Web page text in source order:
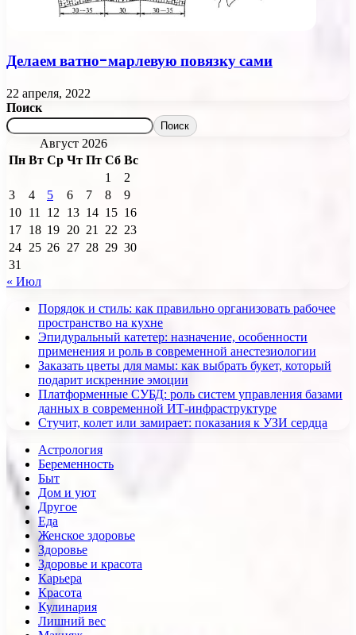
Делаем ватно-марлевую повязку сами
22 апреля, 2022
Поиск
Поиск
Август 2026
Пн Вт Ср Чт Пт Сб Вс
1
2
3
4 5 6 7 8
9
10 11 12 13 14 15 16
17 18 19 20 21 22 23
24 25 26 27 28 29 30
31
« Июл
Порядок и стиль: как правильно организовать рабочее
пространство на кухне
Эпидуральный катетер: назначение, особенности
применения и роль в современной анестезиологии
Заказать цветы для мамы: как выбрать букет, который
подарит искренние эмоции
Платформенные СУБД: роль систем управления базами
данных в современной ИТ-инфраструктуре
Стучит, колет или замирает: показания к УЗИ сердца
Астрология
Беременность
Быт
Дом и уют
Другое
Еда
Женское здоровье
Здоровье
Здоровье и красота
Карьера
Красота
Кулинария
Лишний вес